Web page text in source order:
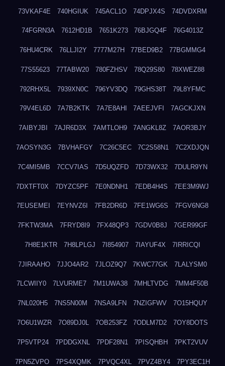
73VKAF4E 740HGIUK 745ACL1O 74DPJX4S 74DVDXRM
74FGRN3A 7612HD1B 7651K273 76BJGQ4F 76G4013Z
76HU4CRK 76LLJI2Y 7777M27H 77BED9B2 77BGMMG4
77S55623 77TABW20 780FZHSV 78Q29S80 78XWEZ88
792RHX5L 7939XN0C 796YV3DQ 79GHS38T 79L8YFMC
79V4EL6D 7A7B2KTK 7A7E8AHI 7AEEJVFI 7AGCKJXN
7AIBYJBI 7AJR6D3X 7AMTLOH9 7ANGKL8Z 7AOR3BJY
7AOSYN3G 7BVHAFGY 7C26C5EC 7C2S58N1 7C2XDJQN
7C4MI5MB 7CCV7IAS 7D5UQZFD 7D73WX32 7DULR9YN
7DXTFT0X 7DYZC5PF 7E0NDNH1 7EDB4H4S 7EE3M9WJ
7EUSEMEI 7EYNVZ6I 7FB2DR6D 7FE1WG6S 7FGV6NG8
7FKTW3MA 7FRYD8I9 7FX48QP3 7GDV0B8J 7GER99GF
7H8E1KTR 7H8LPLGJ 7I854907 7IAYUF4X 7IRRICQI
7JIRAAHO 7JJO4AR2 7JLOZ9Q7 7KWC77GK 7LALYSM0
7LCWIIY0 7LVURME7 7M1UWA38 7MHLTVDG 7MM4F50B
7NL020H5 7NS5N00M 7NSA9LFN 7NZIGFWV 7O15HQUY
7O6U1WZR 7O89DJ0L 7OB253FZ 7ODLM7D2 7OY8DOTS
7P5VTP24 7PDDGXNL 7PDF28N1 7PISQHBH 7PKT2VUV
7PN5ZVPO 7PS4XQMK 7PVQC4XL 7PVZ4BY4 7PY3EC1H